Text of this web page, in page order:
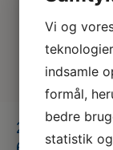
Vi og
indsamle
formål,
bedre
statistik